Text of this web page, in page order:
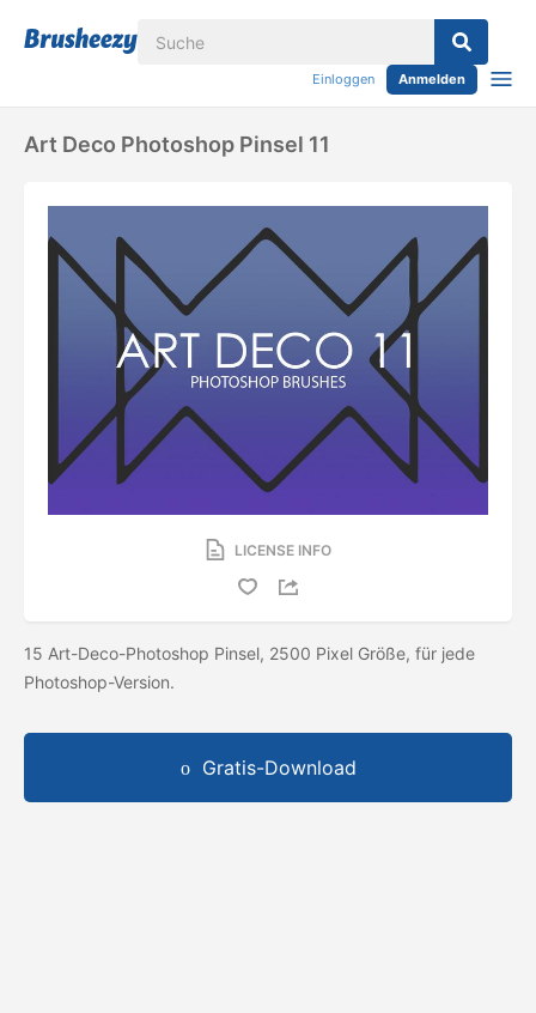
Einloggen Anmelden
Art Deco Photoshop Pinsel 11
LICENSE INFO
15 Art-Deco-Photoshop Pinsel, 2500 Pixel Größe, für jede
Photoshop-Version.
Gratis-Download